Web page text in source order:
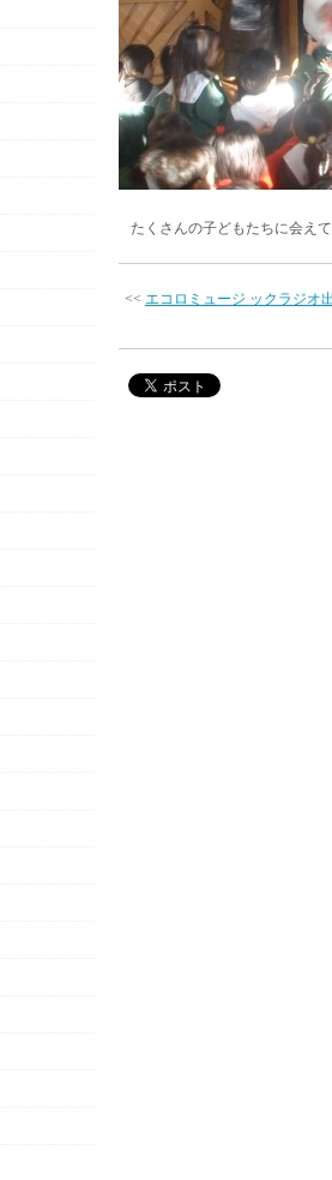
たくさんの子どもたちに会え
<< エコロミュージ ックラジオ